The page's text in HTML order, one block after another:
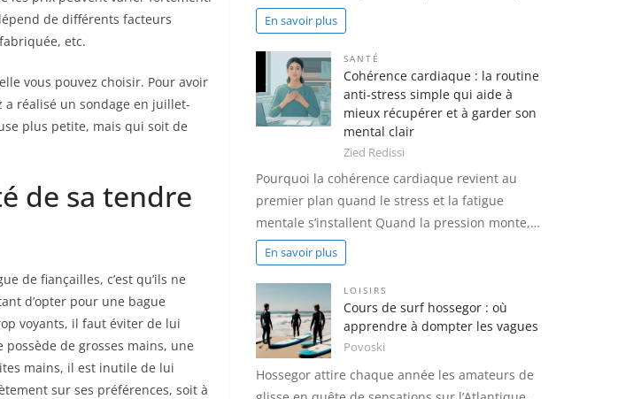
de différents facteurs
etc.
vous pouvez choisir. Pour avoir
réalisé un sondage en juillet-
plus petite, mais qui soit de
de sa tendre
de fiançailles, c’est qu’ils ne
d’opter pour une bague
voyants, il faut éviter de lui
de grosses mains, une
mains, il est inutile de lui
sur ses préférences, soit à
En savoir plus
SANTÉ
Cohérence cardiaque : la routine
anti-stress simple qui aide à
mieux récupérer et à garder son
mental clair
Zied Redissi
Pourquoi la cohérence cardiaque revient au
premier plan quand le stress et la fatigue
mentale s’installent Quand la pression monte,…
En savoir plus
LOISIRS
Cours de surf hossegor : où
apprendre à dompter les vagues
Povoski
Hossegor attire chaque année les amateurs de